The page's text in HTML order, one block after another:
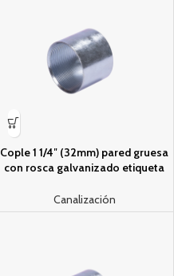
Cople 1 1/4″ (32mm) pared gruesa
con rosca galvanizado etiqueta
Canalización